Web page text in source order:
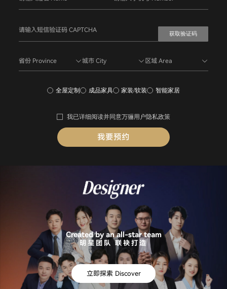
获取验证码
省份 Province 城市 City 区域 Area
全屋定制 成品家具 家装/软装 智能家居
我已详细阅读并同意万骊用户隐私政策
我要预约
Created by an all-star team
明星团队 联袂打造
立即探索 Discover